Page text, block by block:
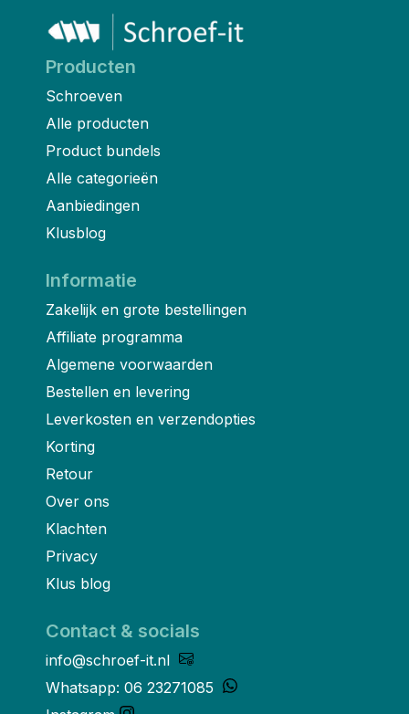
Producten
Schroeven
Alle producten
Product bundels
Alle categorieën
Aanbiedingen
Klusblog
Informatie
Zakelijk en grote bestellingen
Affiliate programma
Algemene voorwaarden
Bestellen en levering
Leverkosten en verzendopties
Korting
Retour
Over ons
Klachten
Privacy
Klus blog
Contact & socials
info@schroef-it.nl
Whatsapp: 06 23271085